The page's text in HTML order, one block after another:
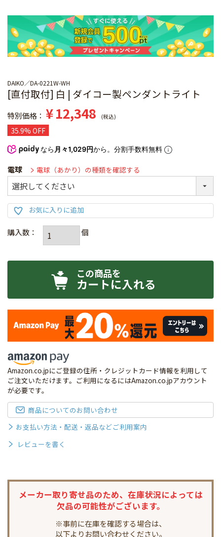
DAIKO DA-0221W-WH
[直付取付] 白 | ダイコー製ペンダントライト
特別価格 ¥12,348 税込
35.9% OFF
なら 月々1,029円から。分割手数料無料
電球 電球（あかり）の種類を確認する
カートに入れる
Amazon.co.jpにご登録の住所・クレジットカード情報を利用して
ご注文いただけます。ご利用になるにはAmazon.co.jpアカウント
が必要です。
商品についてのお問い合わせ
お支払い方法・配送・返品などご利用案内
レビューを書く
メーカー取り寄せ品のため、 在庫状況によっては
欠品の可能性がございます。
※事前に在庫を確認する場合は、
以下よりお問い合わせください。